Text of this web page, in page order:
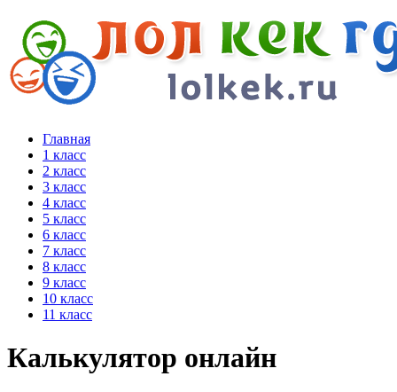
Главная
1 класс
2 класс
3 класс
4 класс
5 класс
6 класс
7 класс
8 класс
9 класс
10 класс
11 класс
Калькулятор онлайн